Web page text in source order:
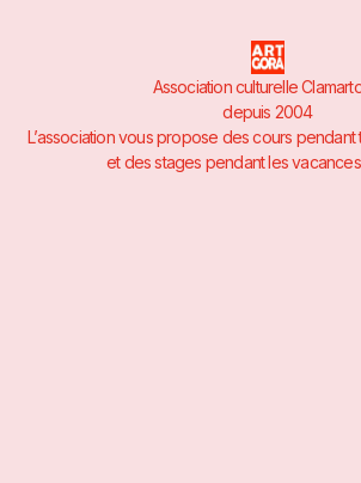
Association culturelle
depuis 2004
L’association vous propose des cours pendant
et des stages pendant les